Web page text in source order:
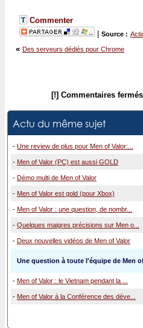
Commenter
Source :
« Des serveurs dédiés pour Chrome
[!] Commentaires
Actu du même sujet
- Une review de plus pour Men of Valor:...
- Men of Valor (PC) est aussi GOLD
- Démo multi de Men of Valor
- Men of Valor est gold (pour Xbox)
- Men of Valor : une question, de nombr...
- Quelques maigres précisions sur Men o...
- Deux nouvelles vidéos de Men of Valor
Une question à toute l'équipe de Men
- Men of Valor : le Vietnam pendant la ...
- Men of Valor à la Conférence des déve...